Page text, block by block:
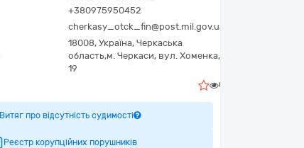
+380975950452
cherkasy_otck_fin@post.mil.gov.ua
18008, Україна, Черкаська
область,м. Черкаси, вул. Хоменка,
19
0
Витяг про відсутність судимості
Реєстр корупційних порушників